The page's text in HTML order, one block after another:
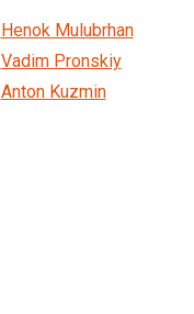
Henok Mulubrhan
Vadim Pronskiy
Anton Kuzmin